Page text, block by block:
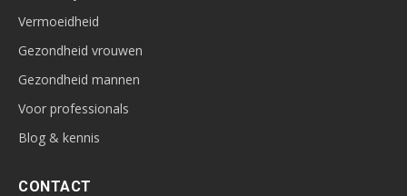
Vermoeidheid
Gezondheid vrouwen
Gezondheid mannen
Voor professionals
Blog & kennis
CONTACT